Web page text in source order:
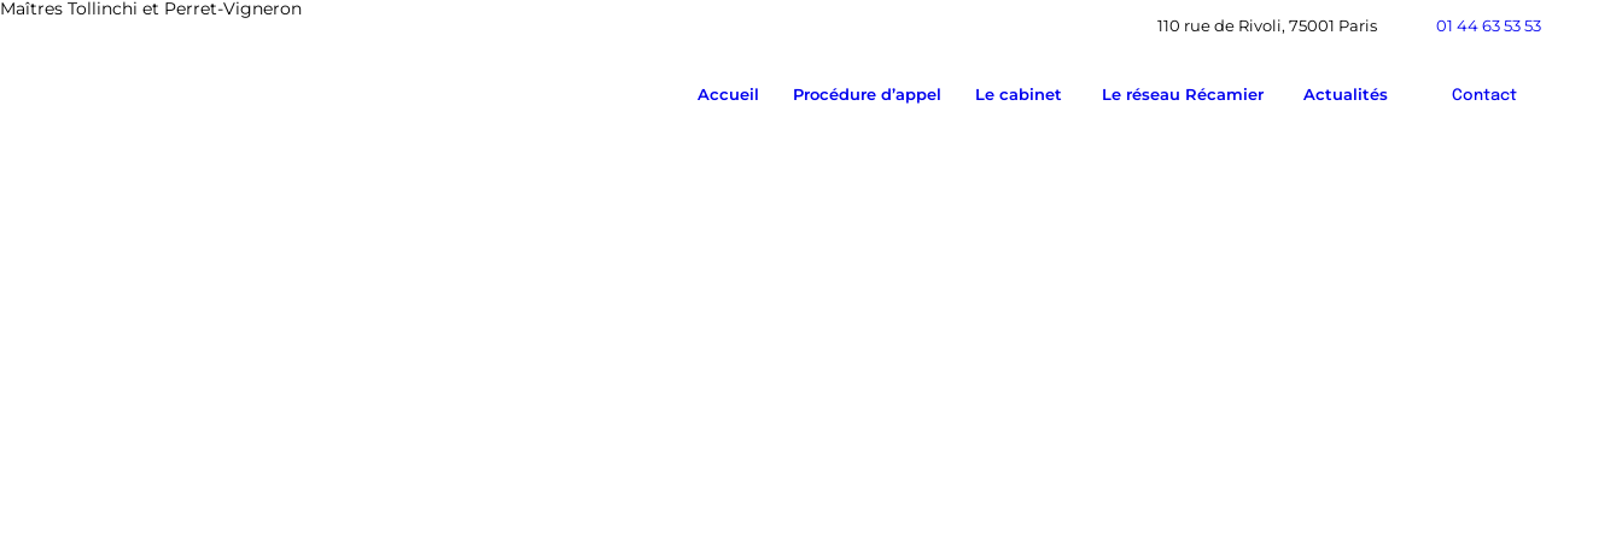
110 rue de Rivoli, 75001 Paris 01 44 63 53 53
Accueil Procédure d’appel Le cabinet Le réseau Récamier Actualités Contact
Maîtres Tollinchi et Perret-Vigneron